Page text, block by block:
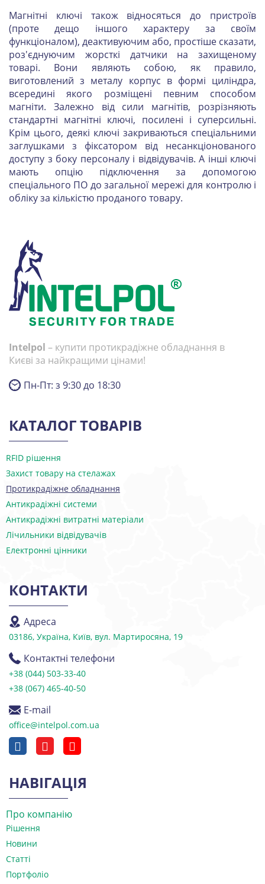
Магнітні ключі також відносяться до пристроїв
(проте дещо іншого характеру за своїм
функціоналом), деактивуючим або, простіше сказати,
роз'єднуючим жорсткі датчики на захищеному
товарі. Вони являють собою, як правило,
виготовлений з металу корпус в формі циліндра,
всередині якого розміщені певним способом
магніти. Залежно від сили магнітів, розрізняють
стандартні магнітні ключі, посилені і суперсильні.
Крім цього, деякі ключі закриваються спеціальними
заглушками з фіксатором від несанкціонованого
доступу з боку персоналу і відвідувачів. А інші ключі
мають опцію підключення за допомогою
спеціального ПО до загальної мережі для контролю і
обліку за кількістю проданого товару.
Intelpol – купити протикрадіжне обладнання в
Києві за найкращими цінами!
Пн-Пт: з 9:30 до 18:30
КАТАЛОГ ТОВАРІВ
RFID рішення
Захист товару на стелажах
Протикрадіжне обладнання
Антикрадіжні системи
Антикрадіжні витратні матеріали
Лічильники відвідувачів
Електронні цінники
КОНТАКТИ
Адреса
03186, Україна, Київ, вул. Мартиросяна, 19
Контактні телефони
+38 (044) 503-33-40
+38 (067) 465-40-50
E-mail
office@intelpol.com.ua
НАВІГАЦІЯ
Про компанію
Рішення
Новини
Статті
Портфоліо